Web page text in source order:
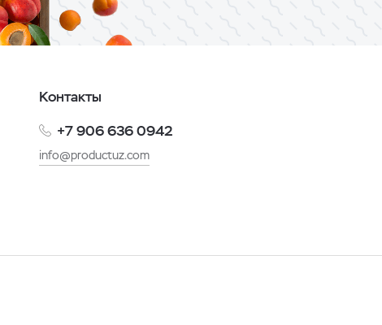
Контакты
+7 906 636 0942
info@productuz.com